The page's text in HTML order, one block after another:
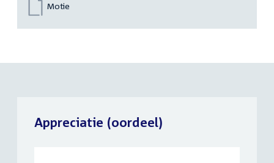
Motie
Appreciatie (oordeel)